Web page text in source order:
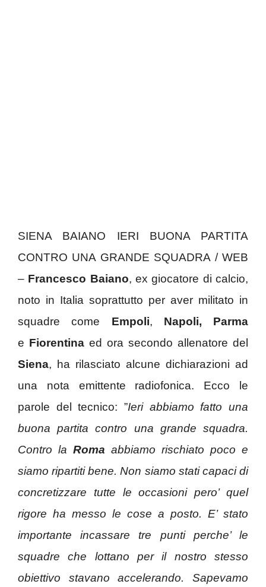
SIENA BAIANO IERI BUONA PARTITA
CONTRO UNA GRANDE SQUADRA / WEB
– Francesco Baiano, ex giocatore di calcio,
noto in Italia soprattutto per aver militato in
squadre come Empoli, Napoli,
Parma
e Fiorentina ed ora secondo allenatore del
Siena, ha rilasciato alcune dichiarazioni ad
una nota emittente radiofonica. Ecco le
parole del tecnico: ”Ieri abbiamo fatto una
buona partita contro una grande squadra.
Contro la Roma abbiamo rischiato poco e
siamo ripartiti bene. Non siamo stati capaci di
concretizzare tutte le occasioni pero’ quel
rigore ha messo le cose a posto. E’ stato
importante incassare tre punti perche’ le
squadre che lottano per il nostro stesso
obiettivo stavano accelerando. Sapevamo